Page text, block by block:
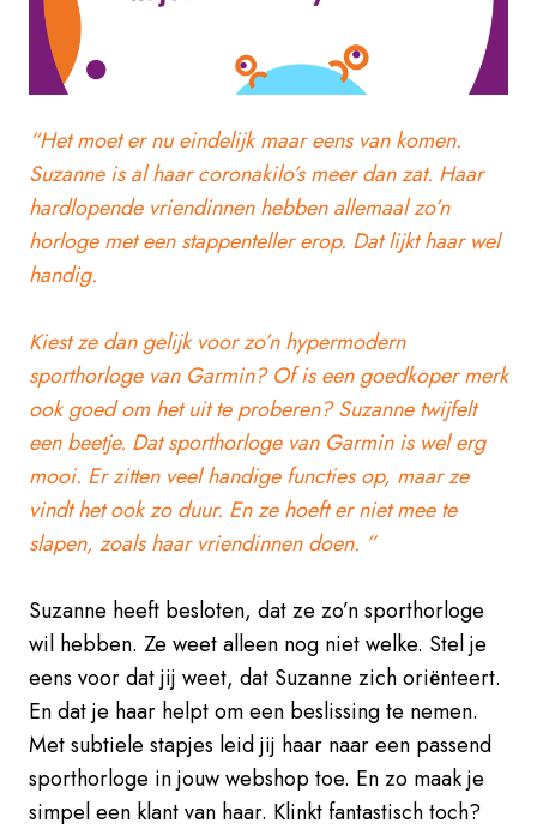
“Het moet er nu eindelijk maar eens van komen.
Suzanne is al haar coronakilo’s meer dan zat. Haar
hardlopende vriendinnen hebben allemaal zo’n
horloge met een stappenteller erop. Dat lijkt haar wel
handig.
Kiest ze dan gelijk voor zo’n hypermodern
sporthorloge van Garmin? Of is een goedkoper merk
ook goed om het uit te proberen? Suzanne twijfelt
een beetje. Dat sporthorloge van Garmin is wel erg
mooi. Er zitten veel handige functies op, maar ze
vindt het ook zo duur. En ze hoeft er niet mee te
slapen, zoals haar vriendinnen doen. ”
Suzanne heeft besloten, dat ze zo’n sporthorloge
wil hebben. Ze weet alleen nog niet welke. Stel je
eens voor dat jij weet, dat Suzanne zich oriënteert.
En dat je haar helpt om een beslissing te nemen.
Met subtiele stapjes leid jij haar naar een passend
sporthorloge in jouw webshop toe. En zo maak je
simpel een klant van haar. Klinkt fantastisch toch?